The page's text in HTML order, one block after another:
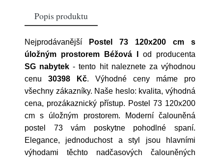
Popis produktu
Nejprodávanější
Postel 73 120x200 cm s
úložným prostorem Béžová I
od producenta
SG nabytek - tento hit naleznete za výhodnou
cenu 30398 Kč. Výhodné ceny máme pro
všechny zákazníky. Naše heslo: kvalita, výhodná
cena, prozákaznický přístup. Postel 73 120x200
cm s úložným prostorem. Moderní čalouněná
postel 73 vám poskytne pohodlné spaní.
Elegance, jednoduchost a styl jsou hlavními
výhodami těchto nadčasových čalouněných